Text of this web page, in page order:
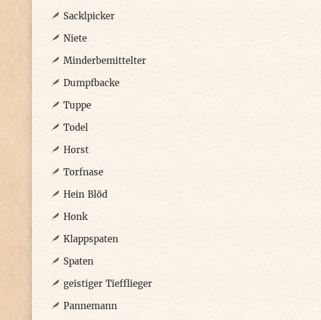
Sacklpicker
Niete
Minderbemittelter
Dumpfbacke
Tuppe
Todel
Horst
Torfnase
Hein Blöd
Honk
Klappspaten
Spaten
geistiger Tiefflieger
Pannemann